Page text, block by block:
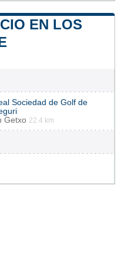
EN LOS
Sociedad de Golf de
Getxo 22.4 km